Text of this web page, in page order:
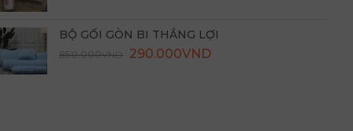
1.500.000VND.là:
BỘ GỐI GÒN BI THẮNG LỢI
850.000VND Giá
290.000VNDGiá